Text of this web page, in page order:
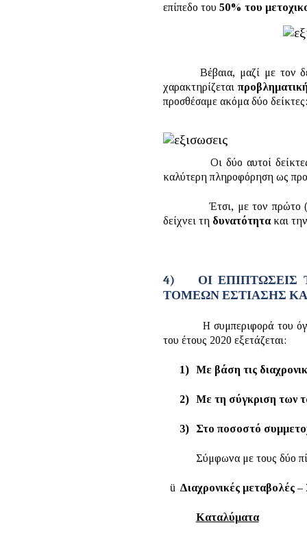
επίπεδο του50% του
Βέβαια, μαζί με τον
χαρακτηρίζεται
προσθέσαμε ακόμα δύο
Οι δύο αυτοί δείκτες, αφ’
καλύτερη πληροφόρηση ως
Έτσι, με τον πρώτο (α)
δείχνει τη δυνατότητα και
4) ΟΙ
ΤΟΜΕΩΝ ΕΣΤΙΑΣΗΣ
Η συμπεριφορά του
του έτους 2020 εξετάζεται:
1) Με βάση τις
2) Με τη σύγκριση των
3) Στο ποσοστό
Σύμφωνα με τους δύο
ü Διαχρονικές μεταβολές –
Καταλύματα